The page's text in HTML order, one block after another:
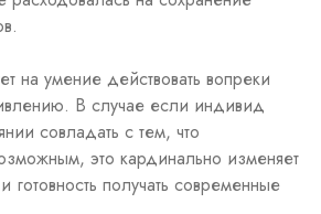
на умение действовать вопреки
В случае если индивид
совладать с тем, что
это кардинально изменяет
получать современные